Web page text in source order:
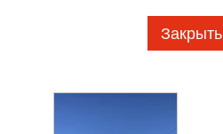
Закрыть